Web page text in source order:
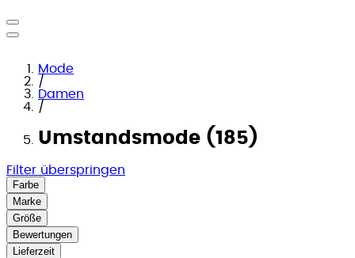
Mode
/
Damen
/
Umstandsmode (185)
Filter überspringen
Farbe
Marke
Größe
Bewertungen
Lieferzeit